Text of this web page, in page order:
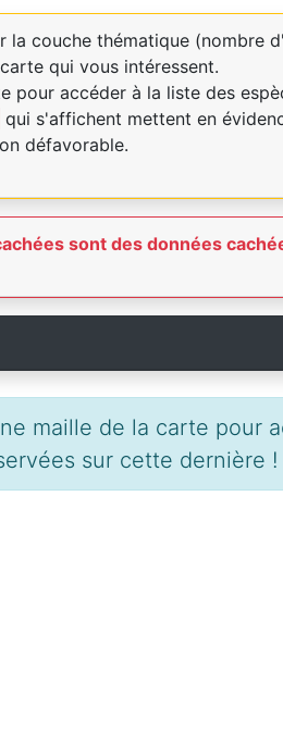
la couche thématique (nombre
qui vous intéressent.
pour accéder à la liste des
qui s'affichent mettent en
défavorable.
sont des données
maille de la carte pour
sur cette dernière !